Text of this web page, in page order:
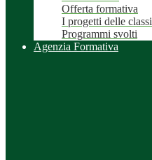
Offerta formativa
I progetti delle classi
Programmi svolti
Agenzia Formativa